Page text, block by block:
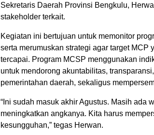
Sekretaris Daerah Provinsi Bengkulu,
stakeholder terkait.
Kegiatan ini bertujuan untuk memonitor
serta merumuskan strategi agar target MCP
tercapai. Program MCSP menggunakan
untuk mendorong akuntabilitas,
pemerintahan daerah, sekaligus
“Ini sudah masuk akhir Agustus. Masih ada
meningkatkan angkanya. Kita harus
kesungguhan,” tegas Herwan.